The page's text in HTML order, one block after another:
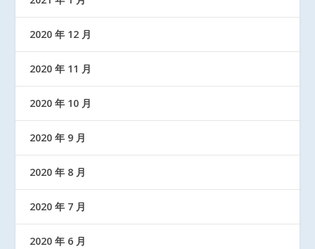
2020 年 12 月
2020 年 11 月
2020 年 10 月
2020 年 9 月
2020 年 8 月
2020 年 7 月
2020 年 6 月